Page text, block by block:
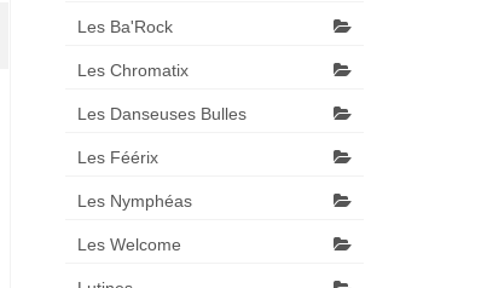
Les Ba'Rock
Les Chromatix
Les Danseuses Bulles
Les Féérix
Les Nymphéas
Les Welcome